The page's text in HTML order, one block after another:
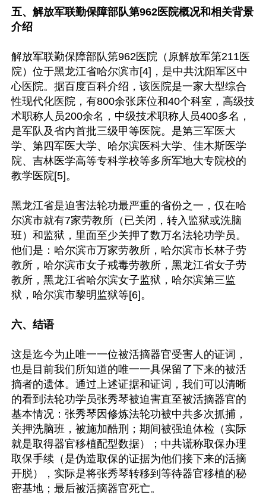
五、解放军联勤保障部队第962医院概况和相关背景
介绍
解放军联勤保障部队第962医院（原解放军第211医
院）位于黑龙江省哈尔滨市[4]，是中共沈阳军区中
心医院。据百度百科介绍，该医院是一家大型综合
性现代化医院，有800余张床位和40个科室，高级技
术职称人员200余名，中级技术职称人员400多名，
是军队及省内首批三级甲等医院。是第三军医大
学、第四军医大学、哈尔滨医科大学、佳木斯医学
院、吉林医学高等专科学校等多所军地大专院校的
教学医院[5]。
黑龙江省是迫害法轮功最严重的省份之一，仅在哈
尔滨市就有7家劳教所（已关闭，转入监狱或洗脑
班）和监狱，里面至少关押了数万名法轮功学员。
他们是：哈尔滨市万家劳教所，哈尔滨市长林子劳
教所，哈尔滨市女子戒毒劳教所，黑龙江省女子劳
教所，黑龙江省哈尔滨女子监狱，哈尔滨第三监
狱，哈尔滨市黎明监狱等[6]。
六、结语
这是迄今为止唯一一位被活摘器官受害人的证词，
也是目前我们所知道的唯一一具保留了下来的被活
摘者的遗体。通过上述证据和证词，我们可以清晰
的看到法轮功学员张秀琴被迫害直至被活摘器官的
基本情况：张秀琴因修炼法轮功被中共多次抓捕，
关押洗脑班，被施加酷刑；期间被强迫体检（实际
就是取得器官移植配型数据）；中共谎称取保办理
取保手续（是伪造取保的证据为他们接下来的活摘
开脱），实际是将张秀琴转移到等待器官移植的秘
密基地；最后被活摘器官死亡。